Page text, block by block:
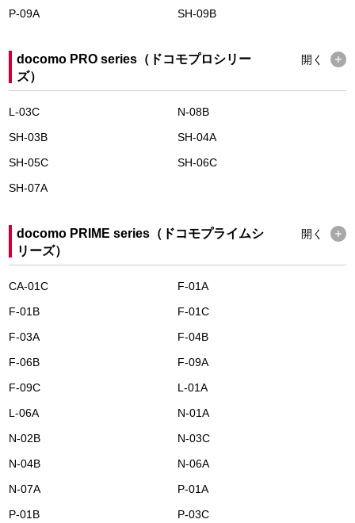
P-09A
SH-09B
docomo PRO series（ドコモプロシリー
ズ）
開く
L-03C
N-08B
SH-03B
SH-04A
SH-05C
SH-06C
SH-07A
docomo PRIME series（ドコモプライムシ
リーズ）
開く
CA-01C
F-01A
F-01B
F-01C
F-03A
F-04B
F-06B
F-09A
F-09C
L-01A
L-06A
N-01A
N-02B
N-03C
N-04B
N-06A
N-07A
P-01A
P-01B
P-03C